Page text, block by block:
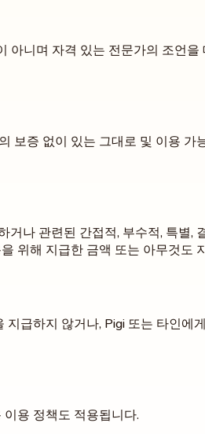
니며 자격 있는 전문가의 조언
증 없이 있는 그대로 및 이용
나 관련된 간접적, 부수적, 특별,
위해 지급한 금액 또는 아무것도
급하지 않거나, Pigi 또는 타인
용 정책도 적용됩니다.